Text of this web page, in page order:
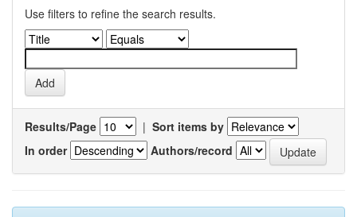
Use filters to refine the search results.
Results/Page | Sort items by
In order
Authors/record